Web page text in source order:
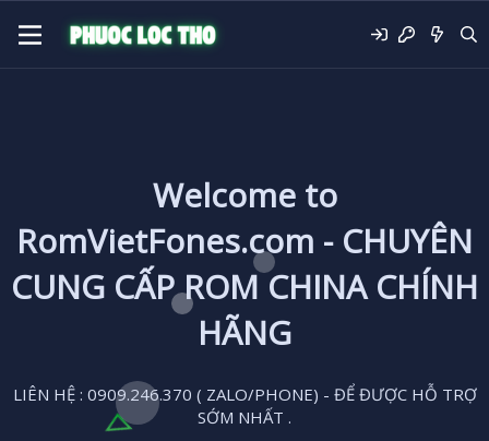
Welcome to
RomVietFones.com - CHUYÊN
CUNG CẤP ROM CHINA CHÍNH
HÃNG
LIÊN HỆ : 0909.246.370 ( ZALO/PHONE) - ĐỂ ĐƯỢC HỖ TRỢ
SỚM NHẤT .